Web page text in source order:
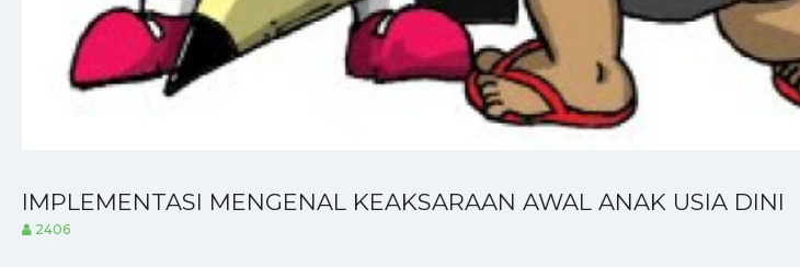
IMPLEMENTASI MENGENAL KEAKSARAAN AWAL ANAK USIA DINI
2406